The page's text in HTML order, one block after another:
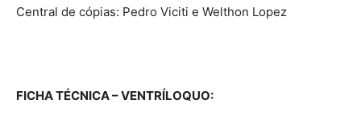
Central de cópias: Pedro Viciti e Welthon Lopez
FICHA TÉCNICA – VENTRÍLOQUO: